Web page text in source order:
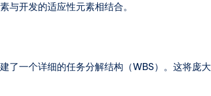
与开发的适应性元素相结合。
了一个详细的任务分解结构（WBS）。这将庞大